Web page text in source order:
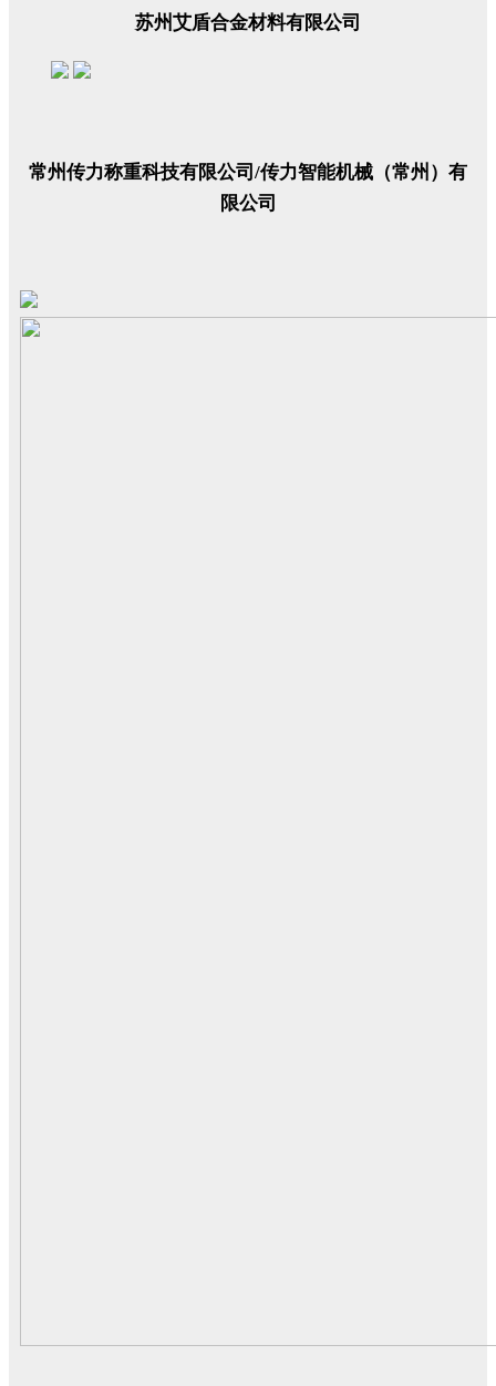
苏州艾盾合金材料有限公司
常州传力称重科技有限公司/传力智能机械（常州）有
限公司